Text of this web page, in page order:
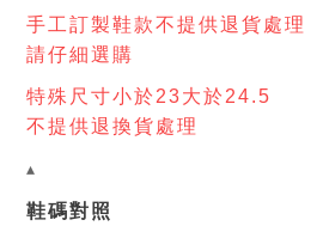
手工訂製鞋款不提供退貨處理
請仔細選購
特殊尺寸小於23大於24.5
不提供退換貨處理
▴
鞋碼對照